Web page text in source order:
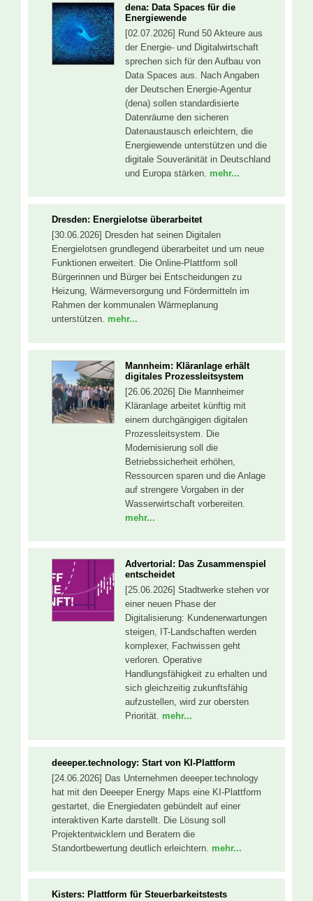
dena: Data Spaces für die
Energiewende
[02.07.2026] Rund 50 Akteure aus
der Energie- und Digitalwirtschaft
sprechen sich für den Aufbau von
Data Spaces aus. Nach Angaben
der Deutschen Energie-Agentur
(dena) sollen standardisierte
Datenräume den sicheren
Datenaustausch erleichtern, die
Energiewende unterstützen und die
digitale Souveränität in Deutschland
und Europa stärken. mehr...
Dresden: Energielotse überarbeitet
[30.06.2026] Dresden hat seinen Digitalen
Energielotsen grundlegend überarbeitet und um neue
Funktionen erweitert. Die Online-Plattform soll
Bürgerinnen und Bürger bei Entscheidungen zu
Heizung, Wärmeversorgung und Fördermitteln im
Rahmen der kommunalen Wärmeplanung
unterstützen. mehr...
Mannheim: Kläranlage erhält
digitales Prozessleitsystem
[26.06.2026] Die Mannheimer
Kläranlage arbeitet künftig mit
einem durchgängigen digitalen
Prozessleitsystem. Die
Modernisierung soll die
Betriebssicherheit erhöhen,
Ressourcen sparen und die Anlage
auf strengere Vorgaben in der
Wasserwirtschaft vorbereiten.
mehr...
Advertorial: Das Zusammenspiel
entscheidet
[25.06.2026] Stadtwerke stehen vor
einer neuen Phase der
Digitalisierung: Kundenerwartungen
steigen, IT-Landschaften werden
komplexer, Fachwissen geht
verloren. Operative
Handlungsfähigkeit zu erhalten und
sich gleichzeitig zukunftsfähig
aufzustellen, wird zur obersten
Priorität. mehr...
deeeper.technology: Start von KI-Plattform
[24.06.2026] Das Unternehmen deeeper.technology
hat mit den Deeeper Energy Maps eine KI-Plattform
gestartet, die Energiedaten gebündelt auf einer
interaktiven Karte darstellt. Die Lösung soll
Projektentwicklern und Beratern die
Standortbewertung deutlich erleichtern. mehr...
Kisters: Plattform für Steuerbarkeitstests